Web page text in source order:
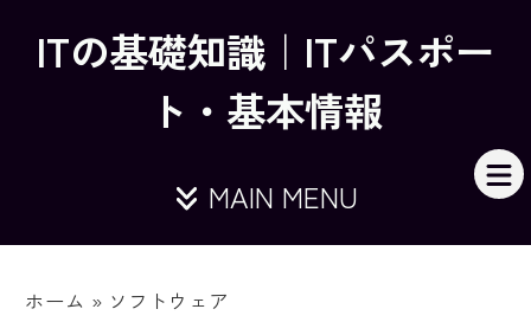
ITの基礎知識｜ITパスポー
ト・基本情報
MAIN MENU
ホーム »ソフトウェア